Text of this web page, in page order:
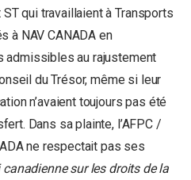
qui travaillaient à Transports
à NAV CANADA en
admissibles au rajustement
du Trésor, même si leur
n’avaient toujours pas été
Dans sa plainte, l’AFPC /
ne respectait pas ses
canadienne sur les droits de la